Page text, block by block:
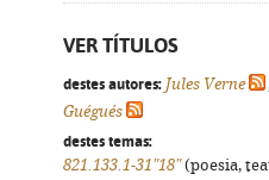
VER TÍTULOS
destes autores: Jules Verne
Guégués
destes temas:
821.133.1-31"18"(poesia,